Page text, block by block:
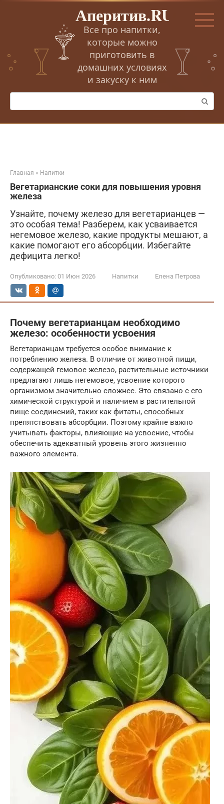
Перейти
Аперитив.RU
Все про напитки,
которые можно
приготовить в
домашних условиях
и закуску к ним
Поиск:
Главная » Напитки
Вегетарианские соки для повышения уровня
железа
Узнайте, почему железо для вегетарианцев —
это особая тема! Разберем, как усваивается
негемовое железо, какие продукты мешают, а
какие помогают его абсорбции. Избегайте
дефицита легко!
Опубликовано: 01 Июн 2026 Напитки Елена Петрова
Почему вегетарианцам необходимо
железо: особенности усвоения
Вегетарианцам требуется особое внимание к
потреблению железа. В отличие от животной пищи,
содержащей гемовое железо, растительные источники
предлагают лишь негемовое, усвоение которого
организмом значительно сложнее. Это связано с его
химической структурой и наличием в растительной
пище соединений, таких как фитаты, способных
препятствовать абсорбции. Поэтому крайне важно
учитывать факторы, влияющие на усвоение, чтобы
обеспечить адекватный уровень этого жизненно
важного элемента.